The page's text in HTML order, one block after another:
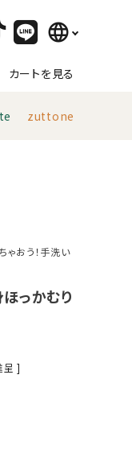
language
日本語
English
カートを見る
て
zuttone
ゃおう！手洗い
っかむり
呈 ]